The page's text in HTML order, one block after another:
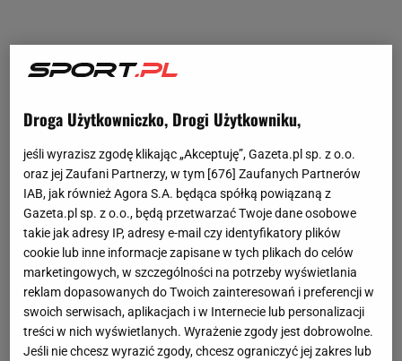
Droga Użytkowniczko, Drogi Użytkowniku,
jeśli wyrazisz zgodę klikając „Akceptuję”, Gazeta.pl sp. z o.o.
oraz jej Zaufani Partnerzy, w tym [676] Zaufanych Partnerów
IAB, jak również Agora S.A. będąca spółką powiązaną z
Gazeta.pl sp. z o.o., będą przetwarzać Twoje dane osobowe
takie jak adresy IP, adresy e-mail czy identyfikatory plików
cookie lub inne informacje zapisane w tych plikach do celów
marketingowych, w szczególności na potrzeby wyświetlania
reklam dopasowanych do Twoich zainteresowań i preferencji w
swoich serwisach, aplikacjach i w Internecie lub personalizacji
treści w nich wyświetlanych. Wyrażenie zgody jest dobrowolne.
Jeśli nie chcesz wyrazić zgody, chcesz ograniczyć jej zakres lub